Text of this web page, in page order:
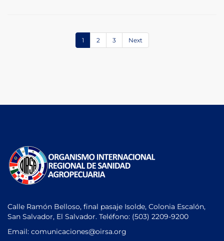
1 2 3 Next
Calle Ramón Belloso, final pasaje Isolde, Colonia Escalón,
San Salvador, El Salvador. Teléfono: (503) 2209-9200
Email: comunicaciones@oirsa.org